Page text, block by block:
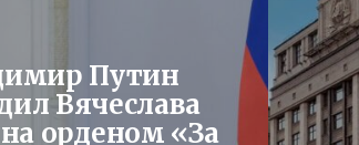
Путин
Вячеслава
орденом «За